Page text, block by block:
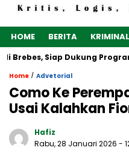
HOME BERITA KRIMINAL
Siap Dukung Program
Home / Advetorial
Como Ke
Usai Kalahkan
Hafiz
Rabu, 28 Januari 2026 -